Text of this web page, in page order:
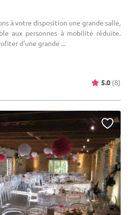
à votre disposition une grande salle,
aux personnes à mobilité réduite.
d'une grande ...
5.0 (8)